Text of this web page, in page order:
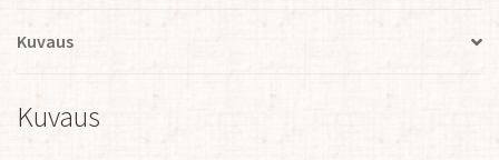
Kuvaus
Kuvaus